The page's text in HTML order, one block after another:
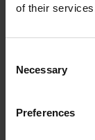
of their
Selection
Necessary
Preferences
największych i
znajdują się
Możesz
Wiodący